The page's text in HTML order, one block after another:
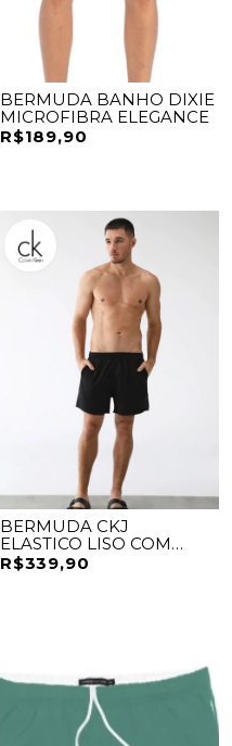
BERMUDA BANHO DIXIE
MICROFIBRA ELEGANCE
R$189,90
BERMUDA CKJ
ELASTICO LISO COM
LOGO LATERAL
R$339,90